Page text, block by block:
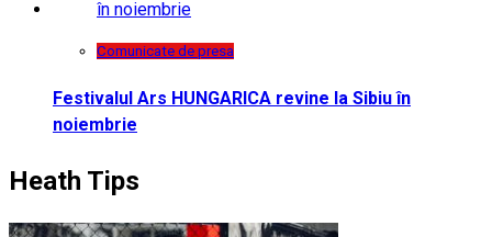
Comunicate de presa
Festivalul Ars HUNGARICA revine la Sibiu în
noiembrie
Heath Tips